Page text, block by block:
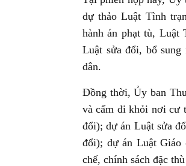
dự thảo Luật Tình
hành án phạt tù,
Luật sửa đổi, bổ sung
dân.
Đồng thời, Ủy ban
và cấm đi khỏi nơi cư
đổi); dự án Luật sửa
đổi); dự án Luật Giáo
chế, chính sách đặc